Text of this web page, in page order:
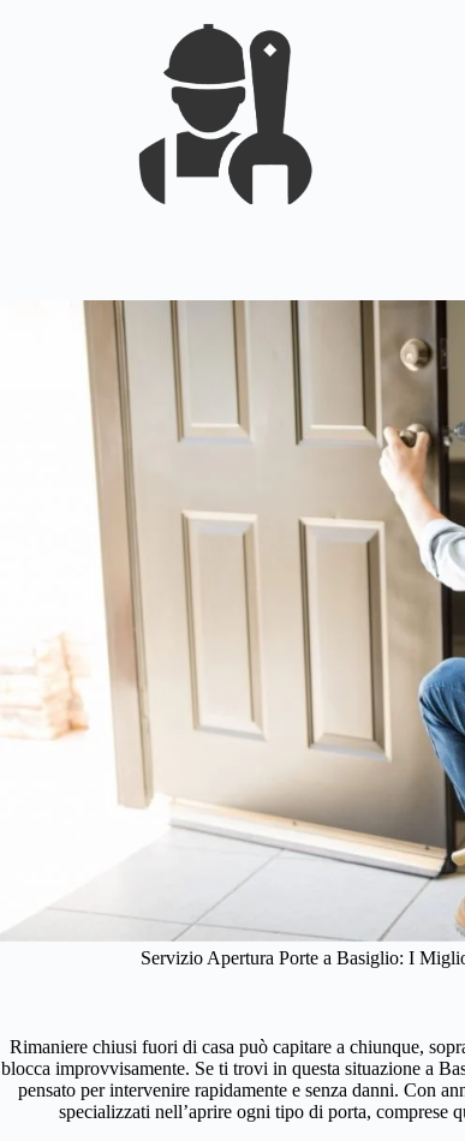
Servizio Apertura Porte a Basiglio: I
Rimaniere chiusi fuori di casa può capitare a chiunque,
blocca improvvisamente. Se ti trovi in questa situazione a
pensato per intervenire rapidamente e senza danni. Con
specializzati nell’aprire ogni tipo di porta, comprese